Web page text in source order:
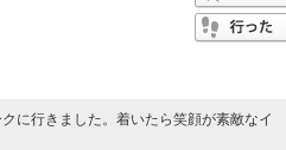
に行きました。着いたら笑顔が素敵なイ